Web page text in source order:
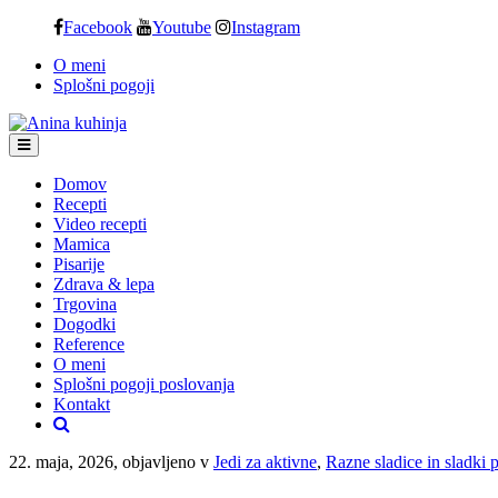
content
Facebook Youtube Instagram
O meni
Splošni pogoji
Domov
Recepti
Video recepti
Mamica
Pisarije
Zdrava & lepa
Trgovina
Dogodki
Reference
O meni
Splošni pogoji poslovanja
Kontakt
22. maja, 2026, objavljeno v Jedi za aktivne, Razne sladice in sladki